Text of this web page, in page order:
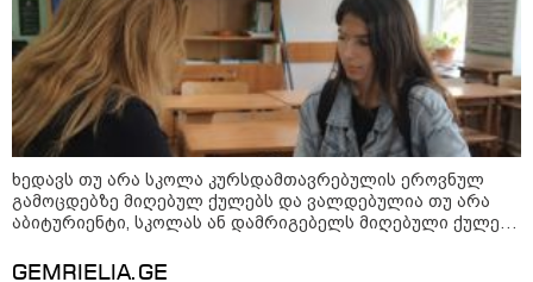
2008 წლის რუსეთ-საქართველოს
ომის მე-18 წლისთავთან
დაკავშირებით ადმინისტრაციულ
შენობებზე სახელმწიფო დროშები
დაეშვა
გიორგი ბარამიძე - ომის პირველ
ხედავს თუ არა სკოლა კურსდამთავრებულის ეროვნულ
გამოცდებზე მიღებულ ქულებს და ვალდებულია თუ არა
აბიტურიენტი, სკოლას ან დამრიგებელს მიღებული ქულები
GEMRIELIA.GE